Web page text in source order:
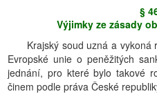
§
Výjimky ze zásady
Krajský soud uzná a vykoná
Evropské unie o peněžitých
jednání, pro které bylo takové
činem podle práva České